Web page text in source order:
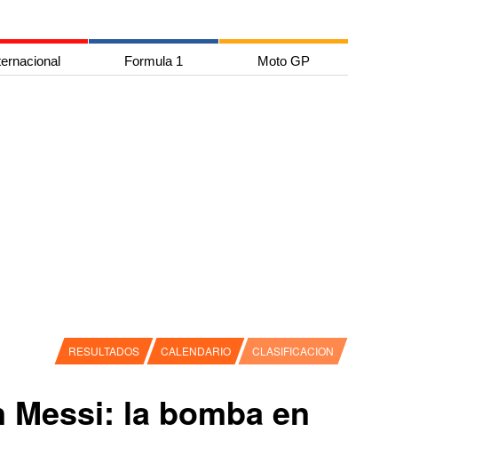
Formula 1 Moto GP
RESULTADOS CALENDARIO CLASIFICACION
la bomba en